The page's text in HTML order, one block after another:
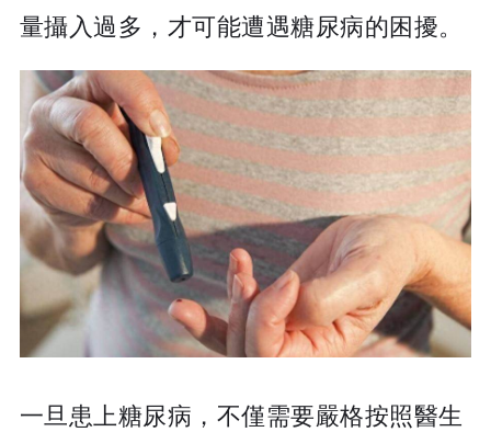
量攝入過多，才可能遭遇糖尿病的困擾。
一旦患上糖尿病，不僅需要嚴格按照醫生